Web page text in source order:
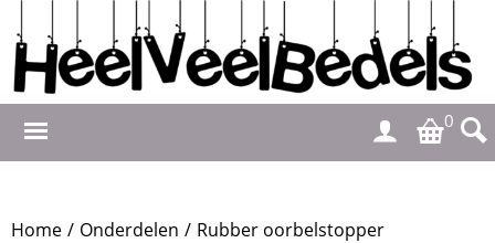
0
Home / Onderdelen / Rubber oorbelstopper